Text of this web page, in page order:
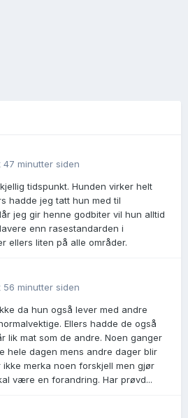
47 minutter siden
tidspunkt. Hunden virker helt
hadde jeg tatt hun med til
jeg gir henne godbiter vil hun alltid
enn rasestandarden i
ellers liten på alle områder.
56 minutter siden
da hun også lever med andre
Ellers hadde de også
lik mat som de andre. Noen ganger
hele dagen mens andre dager blir
ikke merka noen forskjell men gjør
være en forandring. Har prøvd...